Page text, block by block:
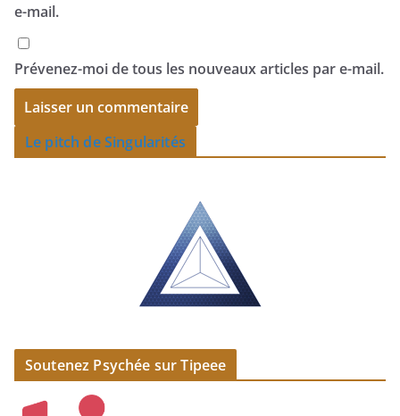
e-mail.
Prévenez-moi de tous les nouveaux articles par e-mail.
Le pitch de Singularités
Soutenez Psychée sur Tipeee